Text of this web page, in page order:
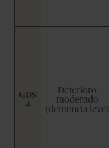
GDS
4
Deterioro
moderado
(demencia leve)